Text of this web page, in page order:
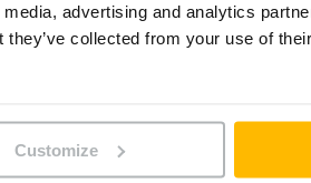
advertising and analytics
collected from your use of
CustomizeElektromos